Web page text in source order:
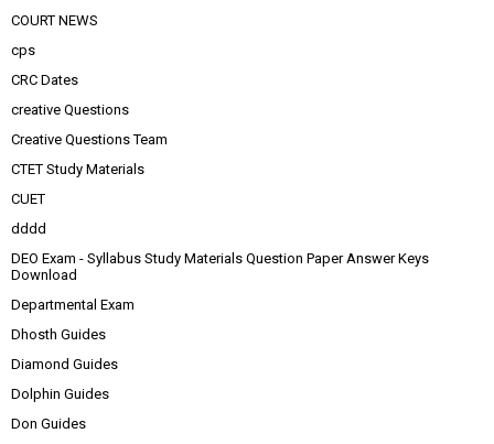
COURT NEWS
cps
CRC Dates
creative Questions
Creative Questions Team
CTET Study Materials
CUET
dddd
DEO Exam - Syllabus Study Materials Question Paper Answer Keys
Download
Departmental Exam
Dhosth Guides
Diamond Guides
Dolphin Guides
Don Guides